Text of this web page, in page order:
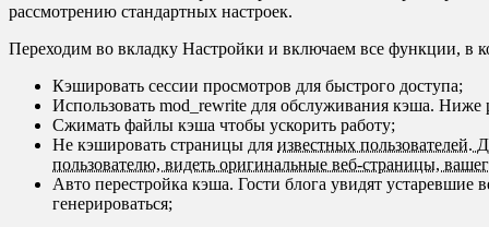
рассмотрению стандартных настроек.
Переходим во вкладку Настройки и включаем все функции, в
Кэшировать сессии просмотров для быстрого доступа;
Использовать mod_rewrite для обслуживания кэша. Ниже
Сжимать файлы кэша чтобы ускорить работу;
Не кэшировать страницы для известных пользователей.
пользователю, видеть оригинальные веб-страницы,
Авто перестройка кэша. Гости блога увидят устаревшие
генерироваться;